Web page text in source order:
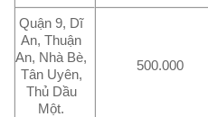
Quận 9, Dĩ
An, Thuận
An, Nhà Bè,
Tân Uyên,
Thủ Dầu
Một.
500.000